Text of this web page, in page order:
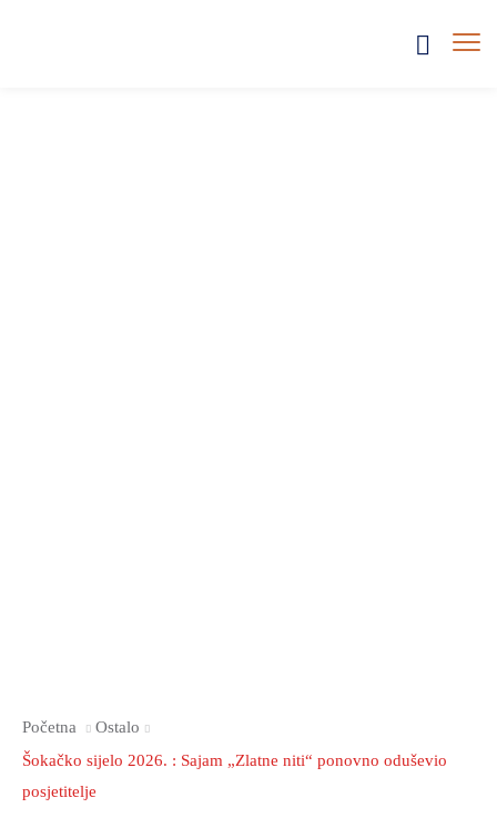
Početna
Ostalo
Šokačko sijelo 2026. : Sajam „Zlatne niti“ ponovno oduševio
posjetitelje